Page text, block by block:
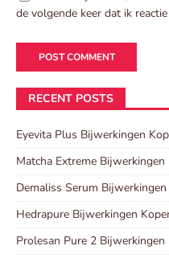
de volgende keer dat ik
RECENT POSTS
Eyevita Plus Bijwerkingen
Matcha Extreme Bijwerkingen
Demaliss Serum Bijwerkingen
Hedrapure Bijwerkingen
Prolesan Pure 2 Bijwerkingen